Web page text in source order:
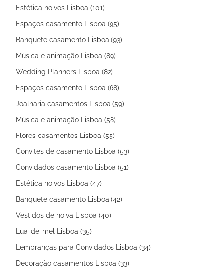
Estética noivos Lisboa (101)
Espaços casamento Lisboa (95)
Banquete casamento Lisboa (93)
Música e animação Lisboa (89)
Wedding Planners Lisboa (82)
Espaços casamento Lisboa (68)
Joalharia casamentos Lisboa (59)
Música e animação Lisboa (58)
Flores casamentos Lisboa (55)
Convites de casamento Lisboa (53)
Convidados casamento Lisboa (51)
Estética noivos Lisboa (47)
Banquete casamento Lisboa (42)
Vestidos de noiva Lisboa (40)
Lua-de-mel Lisboa (35)
Lembranças para Convidados Lisboa (34)
Decoração casamentos Lisboa (33)